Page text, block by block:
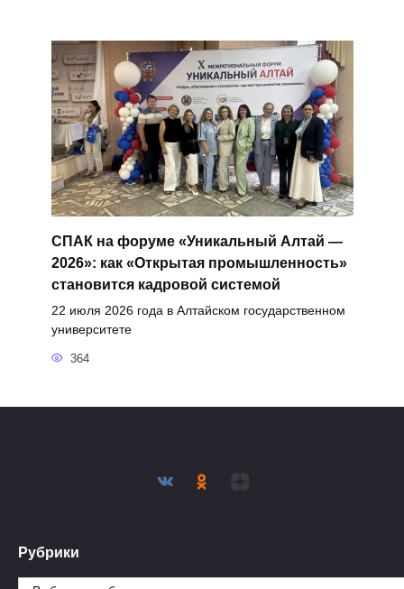
СПАК на форуме «Уникальный Алтай —
2026»: как «Открытая промышленность»
становится кадровой системой
22 июля 2026 года в Алтайском государственном
университете
364
Рубрики
Рубрики